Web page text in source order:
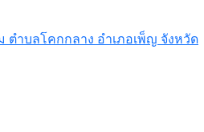
ำบลโคกกลาง อำเภอเพ็ญ จังหวัด